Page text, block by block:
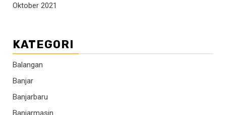
Oktober 2021
KATEGORI
Balangan
Banjar
Banjarbaru
Banjarmasin